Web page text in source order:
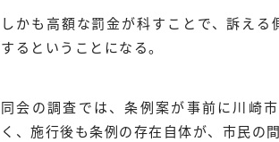
しかも高額な罰金が科すことで、訴え
するということになる。
同会の調査では、条例案が事前に川崎
く、施行後も条例の存在自体が、市民の